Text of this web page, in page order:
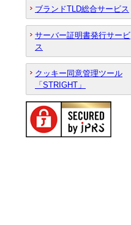
ブランドTLD総合サービス
サーバー証明書発行サービ
ス
クッキー同意管理ツール
「STRIGHT」